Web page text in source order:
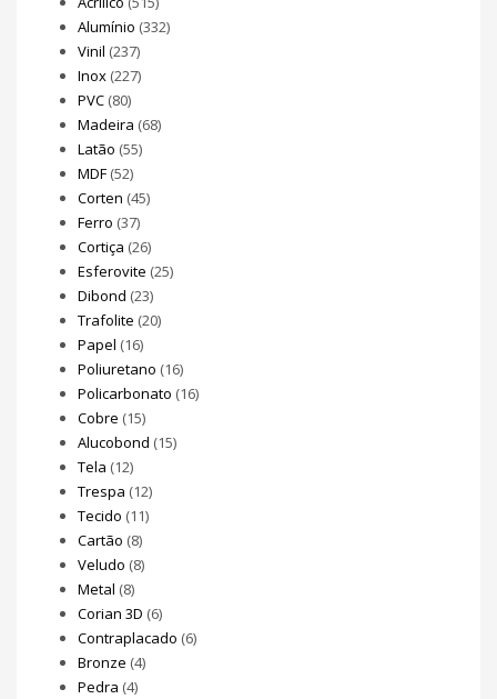
Alumínio (332)
Vinil (237)
Inox (227)
PVC (80)
Madeira (68)
Latão (55)
MDF (52)
Corten (45)
Ferro (37)
Cortiça (26)
Esferovite (25)
Dibond (23)
Trafolite (20)
Papel (16)
Poliuretano (16)
Policarbonato (16)
Cobre (15)
Alucobond (15)
Tela (12)
Trespa (12)
Tecido (11)
Cartão (8)
Veludo (8)
Metal (8)
Corian 3D (6)
Contraplacado (6)
Bronze (4)
Pedra (4)